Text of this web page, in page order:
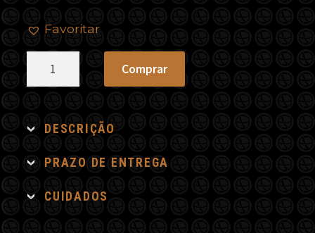
Favoritar
Tigre
quantidade
Comprar
DESCRIÇÃO
PRAZO DE ENTREGA
CUIDADOS